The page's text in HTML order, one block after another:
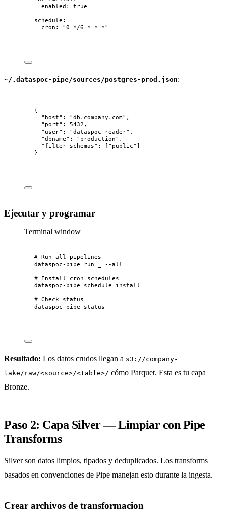
enabled : true
schedule :
cron : "0 */6 * * *"
~/.dataspoc-pipe/sources/postgres-prod.json:
{
"host" : "db.company.com" ,
"port" : 5432 ,
"user" : "dataspoc_reader" ,
"dbname" : " production" ,
"filter_schemas" : [ " public" ]
}
Ejecutar y programar
Terminal window
# Run all pipelines
dataspoc-pipe
run
--all
# Install cron schedules
dataspoc-pipe
schedule
install
# Check status
dataspoc-pipe
status
Resultado: Los datos crudos llegan a s3://company-
lake/raw/<source>/<table>/ cómo Parquet. Esta es tu capa
Bronze.
Paso 2: Capa Silver — Limpiar con Pipe
Transforms
Silver son datos limpios, tipados y deduplicados. Los transforms
basados en convenciones de Pipe manejan esto durante la ingesta.
Crear archivos de transformacion